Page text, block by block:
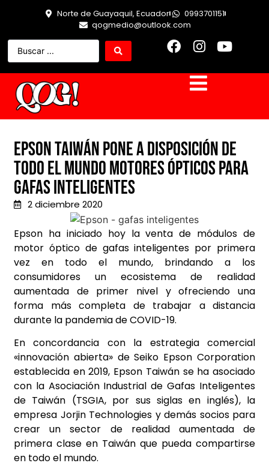
Norte de Guayaquil, Ecuador
0993701151
qogmedio@outlook.com
Epson Taiwán pone a disposición de
todo el mundo motores ópticos para
gafas inteligentes
2 diciembre 2020
Epson ha iniciado hoy la venta de módulos de
motor óptico de gafas inteligentes por primera
vez en todo el mundo, brindando a los
consumidores un ecosistema de realidad
aumentada de primer nivel y ofreciendo una
forma más completa de trabajar a distancia
durante la pandemia de COVID-19.
En concordancia con la estrategia comercial
«innovación abierta» de Seiko Epson Corporation
establecida en 2019, Epson Taiwán se ha asociado
con la Asociación Industrial de Gafas Inteligentes
de Taiwán (TSGIA, por sus siglas en inglés), la
empresa Jorjin Technologies y demás socios para
crear un sector de realidad aumentada de
primera clase en Taiwán que pueda compartirse
en todo el mundo.